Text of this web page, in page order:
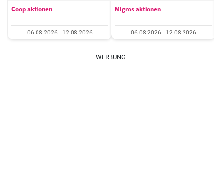
Coop aktionen
06.08.2026 - 12.08.2026
Migros aktionen
06.08.2026 - 12.08.2026
WERBUNG